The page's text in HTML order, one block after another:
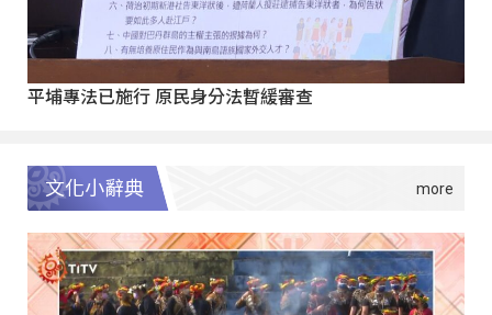
平埔專法已施行 原民身分法暫緩審查
文化小辭典